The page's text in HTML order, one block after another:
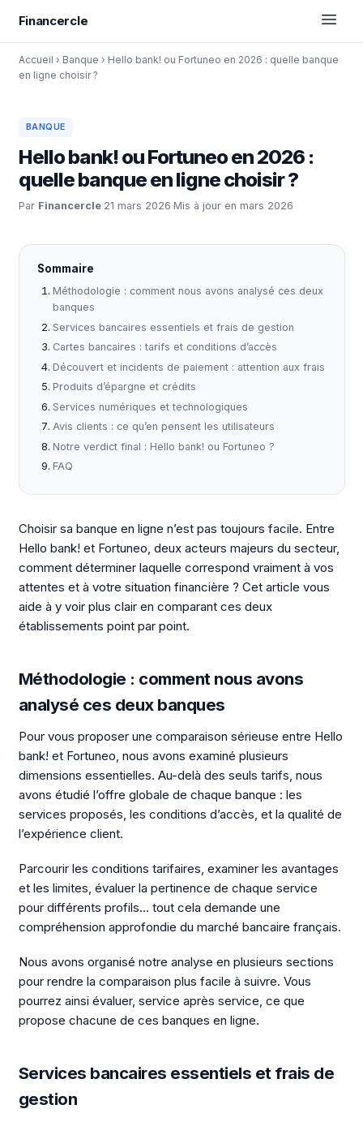
Financercle
Accueil › Banque › Hello bank! ou Fortuneo en 2026 : quelle banque
en ligne choisir ?
BANQUE
Hello bank! ou Fortuneo en 2026 :
quelle banque en ligne choisir ?
Par Financercle·21 mars 2026·Mis à jour en mars 2026
Sommaire
Méthodologie : comment nous avons analysé ces deux
banques
Services bancaires essentiels et frais de gestion
Cartes bancaires : tarifs et conditions d’accès
Découvert et incidents de paiement : attention aux frais
Produits d’épargne et crédits
Services numériques et technologiques
Avis clients : ce qu’en pensent les utilisateurs
Notre verdict final : Hello bank! ou Fortuneo ?
FAQ
Choisir sa banque en ligne n’est pas toujours facile. Entre
Hello bank! et Fortuneo, deux acteurs majeurs du secteur,
comment déterminer laquelle correspond vraiment à vos
attentes et à votre situation financière ? Cet article vous
aide à y voir plus clair en comparant ces deux
établissements point par point.
Méthodologie : comment nous avons
analysé ces deux banques
Pour vous proposer une comparaison sérieuse entre Hello
bank! et Fortuneo, nous avons examiné plusieurs
dimensions essentielles. Au-delà des seuls tarifs, nous
avons étudié l’offre globale de chaque banque : les
services proposés, les conditions d’accès, et la qualité de
l’expérience client.
Parcourir les conditions tarifaires, examiner les avantages
et les limites, évaluer la pertinence de chaque service
pour différents profils… tout cela demande une
compréhension approfondie du marché bancaire français.
Nous avons organisé notre analyse en plusieurs sections
pour rendre la comparaison plus facile à suivre. Vous
pourrez ainsi évaluer, service après service, ce que
propose chacune de ces banques en ligne.
Services bancaires essentiels et frais de
gestion